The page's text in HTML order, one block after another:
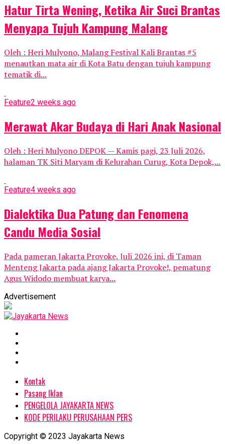
Hatur Tirta Wening, Ketika Air Suci Brantas
Menyapa Tujuh Kampung Malang
Oleh : Heri Mulyono, Malang Festival Kali Brantas #5
menautkan mata air di Kota Batu dengan tujuh kampung
tematik di...
Feature2 weeks ago
Merawat Akar Budaya di Hari Anak Nasional
Oleh : Heri Mulyono DEPOK — Kamis pagi, 23 Juli 2026,
halaman TK Siti Maryam di Kelurahan Curug, Kota Depok,...
Feature4 weeks ago
Dialektika Dua Patung dan Fenomena
Candu Media Sosial
Pada pameran Jakarta Provoke, Juli 2026 ini, di Taman
Menteng Jakarta pada ajang Jakarta Provoke!, pematung
Agus Widodo membuat karya...
Advertisement
Kontak
Pasang Iklan
PENGELOLA JAYAKARTA NEWS
KODE PERILAKU PERUSAHAAN PERS
Copyright © 2023 Jayakarta News